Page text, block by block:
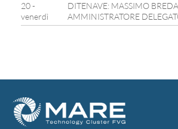
20 -
venerdì
DITENAVE: MASSIMO
AMMINISTRATORE